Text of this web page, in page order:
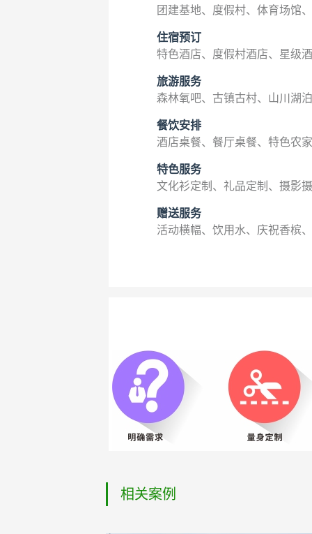
团建基地、度假村、体育场馆
住宿预订
特色酒店、度假村酒店、星级
旅游服务
森林氧吧、古镇古村、山川湖
餐饮安排
酒店桌餐、餐厅桌餐、特色农
特色服务
文化衫定制、礼品定制、摄影
赠送服务
活动横幅、饮用水、庆祝香槟
相关案例